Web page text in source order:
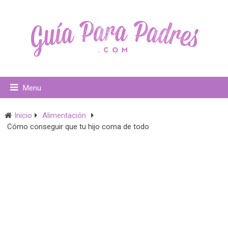
Menu
Inicio
Alimentación
Cómo conseguir que tu hijo coma de todo